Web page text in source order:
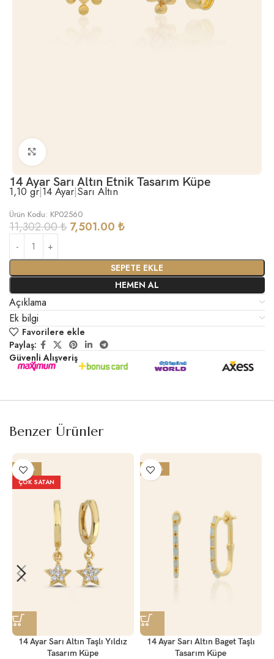
Büyütmek için tıklayın
14 Ayar Sarı Altın Etnik Tasarım Küpe
1,10 gr|14 Ayar|Sarı Altın
Ürün Kodu: KP02560
11,302.00₺ 7,501.00 ₺
SEPETE EKLE
HEMEN AL
Açıklama
Ek bilgi
Favorilere ekle
Paylaş:
Güvenli Alışveriş
Benzer Ürünler
-20%
ÇOK SATAN
14 Ayar Sarı Altın Taşlı Yıldız
Tasarım Küpe
-20%
14 Ayar Sarı Altın Baget Taşlı
Tasarım Küpe